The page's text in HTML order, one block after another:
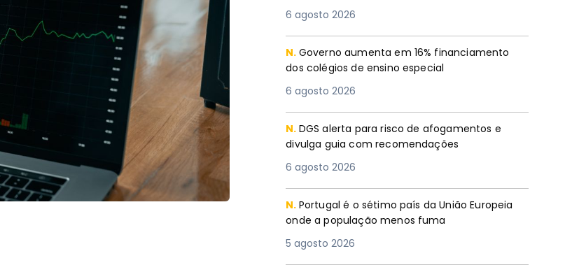
6 agosto 2026
N. Governo aumenta em 16% financiamento
dos colégios de ensino especial
6 agosto 2026
N. DGS alerta para risco de afogamentos e
divulga guia com recomendações
6 agosto 2026
N. Portugal é o sétimo país da União Europeia
onde a população menos fuma
5 agosto 2026